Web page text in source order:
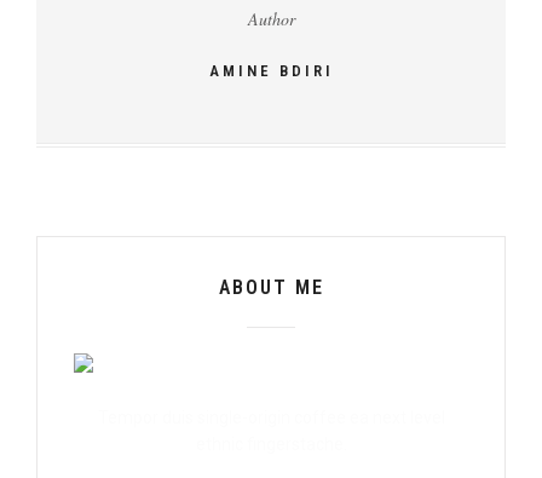
Author
AMINE BDIRI
ABOUT ME